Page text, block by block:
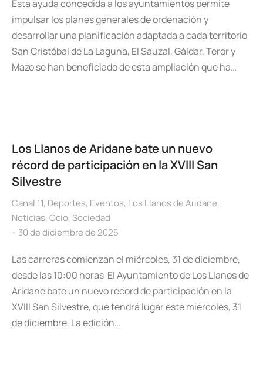
Esta ayuda concedida a los ayuntamientos permite
impulsar los planes generales de ordenación y
desarrollar una planificación adaptada a cada territorio
San Cristóbal de La Laguna, El Sauzal, Gáldar, Teror y
Mazo se han beneficiado de esta ampliación que ha…
Los Llanos de Aridane bate un nuevo
récord de participación en la XVIII San
Silvestre
Canal 11, Deportes, Eventos, Los Llanos de Aridane,
Noticias, Ocio, Sociedad
30 de diciembre de 2025
Las carreras comienzan el miércoles, 31 de diciembre,
desde las 10:00 horas El Ayuntamiento de Los Llanos de
Aridane bate un nuevo récord de participación en la
XVIII San Silvestre, que tendrá lugar este miércoles, 31
de diciembre. La edición…